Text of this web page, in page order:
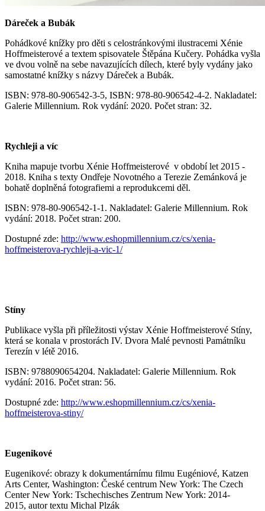
Dáreček a Bubák
Pohádkové knížky pro děti s celostránkovými ilustracemi Xénie
Hoffmeisterové a textem spisovatele Štěpána Kučery. Pohádka vyšla
ve dvou volně na sebe navazujících dílech, které byly vydány jako
samostatné knížky s názvy Dáreček a Bubák.
ISBN: 978-80-906542-3-5, ISBN: 978-80-906542-4-2. Nakladatel:
Galerie Millennium. Rok vydání: 2020. Počet stran: 32.
Rychleji a víc
Kniha mapuje tvorbu Xénie Hoffmeisterové v období let 2015 -
2018. Kniha s texty Ondřeje Novotného a Terezie Zemánková je
bohatě doplněná fotografiemi a reprodukcemi děl.
ISBN: 978-80-906542-1-1. Nakladatel: Galerie Millennium. Rok
vydání: 2018. Počet stran: 200.
Dostupné zde: http://www.eshopmillennium.cz/cs/xenia-
hoffmeisterova-rychleji-a-vic-1/
Stíny
Publikace vyšla při příležitosti výstav Xénie Hoffmeisterové Stíny,
která se konala v prostorách IV. Dvora Malé pevnosti Památníku
Terezín v létě 2016.
ISBN: 9788090654204. Nakladatel: Galerie Millennium. Rok
vydání: 2016. Počet stran: 56.
Dostupné zde: http://www.eshopmillennium.cz/cs/xenia-
hoffmeisterova-stiny/
Eugenikové
Eugenikové: obrazy k dokumentárnímu filmu Eugéniové, Katzen
Arts Center, Washington: České centrum New York: The Czech
Center New York: Tschechisches Zentrum New York: 2014-
2015, autor textu Michal Plzák